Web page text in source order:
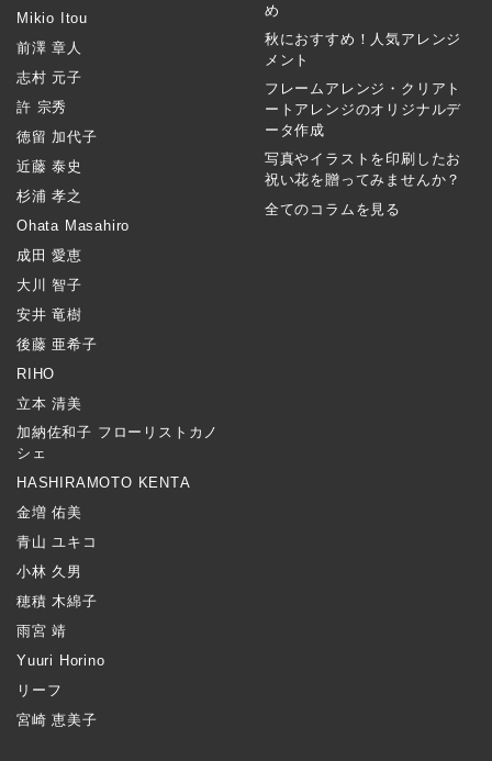
Mikio Itou
前澤 章人
志村 元子
許 宗秀
徳留 加代子
近藤 泰史
杉浦 孝之
Ohata Masahiro
成田 愛恵
大川 智子
安井 竜樹
後藤 亜希子
RIHO
立本 清美
加納佐和子 フローリストカノ
シェ
HASHIRAMOTO KENTA
金増 佑美
青山 ユキコ
小林 久男
穂積 木綿子
雨宮 靖
Yuuri Horino
リーフ
宮崎 恵美子
め
秋におすすめ！人気アレンジ
メント
フレームアレンジ・クリアト
ートアレンジのオリジナルデ
ータ作成
写真やイラストを印刷したお
祝い花を贈ってみませんか？
全てのコラムを見る